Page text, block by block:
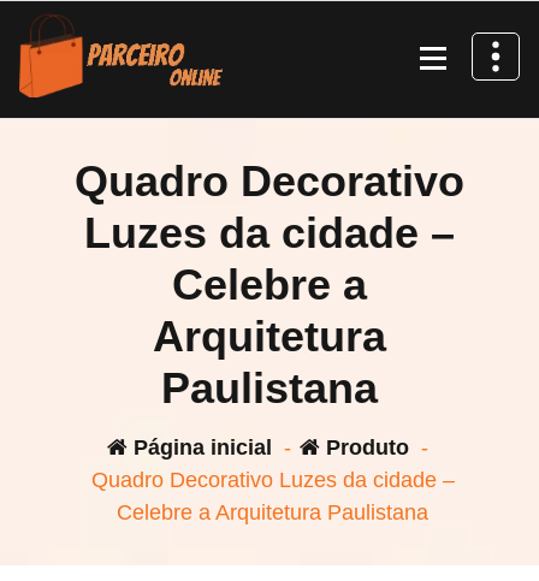
Pular
para
conteúdo
Quadro Decorativo
Luzes da cidade –
Celebre a
Arquitetura
Paulistana
Página inicial - Produto -
Quadro Decorativo Luzes da cidade –
Celebre a Arquitetura Paulistana